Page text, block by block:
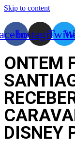
Skip to content
Instagram
ONTEM
DISNEY